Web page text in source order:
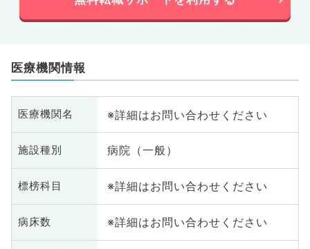
医療機関情報
医療機関名 ※詳細はお問い合わせください
施設種別 病院（一般）
標榜科目 ※詳細はお問い合わせください
病床数 ※詳細はお問い合わせください